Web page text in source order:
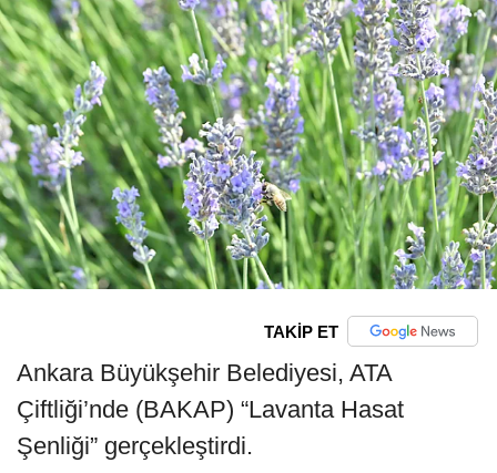
TAKİP ET
Ankara Büyükşehir Belediyesi, ATA
Çiftliği’nde (BAKAP) “Lavanta Hasat
Şenliği” gerçekleştirdi.